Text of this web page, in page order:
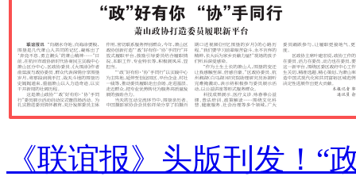
《联谊报》头版刊发！“